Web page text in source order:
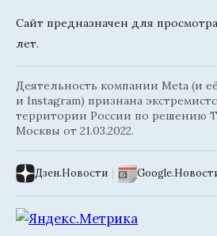
Сайт предназначен для
лет.
Деятельность компании Meta (и
и Instagram) признана
территории России по решению
Москвы от 21.03.2022.
Дзен.Новости |